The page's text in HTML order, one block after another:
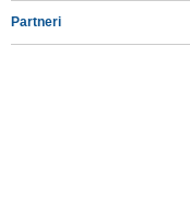
Partneri